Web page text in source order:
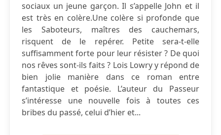
sociaux un jeune garçon. Il s’appelle John et il
est très en colère.Une colère si profonde que
les Saboteurs, maîtres des cauchemars,
risquent de le repérer. Petite sera-t-elle
suffisamment forte pour leur résister ? De quoi
nos rêves sont-ils faits ? Lois Lowry y répond de
bien jolie manière dans ce roman entre
fantastique et poésie. L’auteur du Passeur
s’intéresse une nouvelle fois à toutes ces
bribes du passé, celui d’hier et...